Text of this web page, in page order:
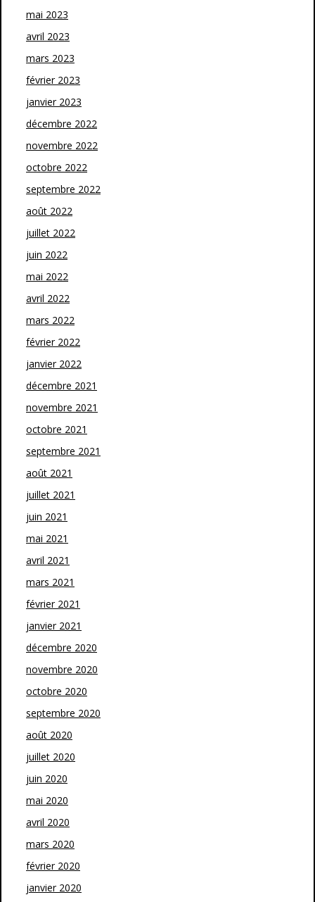
mai 2023
avril 2023
mars 2023
février 2023
janvier 2023
décembre 2022
novembre 2022
octobre 2022
septembre 2022
août 2022
juillet 2022
juin 2022
mai 2022
avril 2022
mars 2022
février 2022
janvier 2022
décembre 2021
novembre 2021
octobre 2021
septembre 2021
août 2021
juillet 2021
juin 2021
mai 2021
avril 2021
mars 2021
février 2021
janvier 2021
décembre 2020
novembre 2020
octobre 2020
septembre 2020
août 2020
juillet 2020
juin 2020
mai 2020
avril 2020
mars 2020
février 2020
janvier 2020